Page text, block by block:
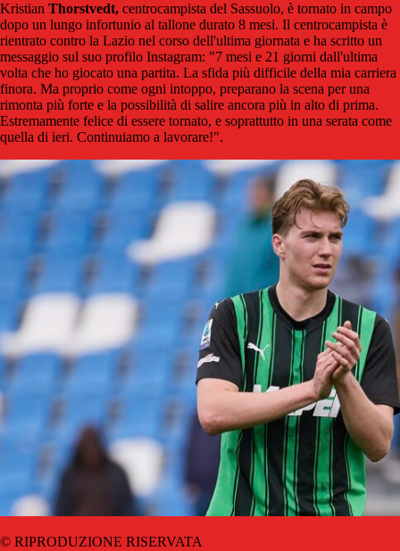
Kristian Thorstvedt, centrocampista del Sassuolo, è tornato in campo
dopo un lungo infortunio al tallone durato 8 mesi. Il centrocampista è
rientrato contro la Lazio nel corso dell'ultima giornata e ha scritto un
messaggio sul suo profilo Instagram: "7 mesi e 21 giorni dall'ultima
volta che ho giocato una partita️. La sfida più difficile della mia carriera
finora. Ma proprio come ogni intoppo, preparano la scena per una
rimonta più forte e la possibilità di salire ancora più in alto di prima.
Estremamente felice di essere tornato, e soprattutto in una serata come
quella di ieri. Continuiamo a lavorare!".
© RIPRODUZIONE RISERVATA